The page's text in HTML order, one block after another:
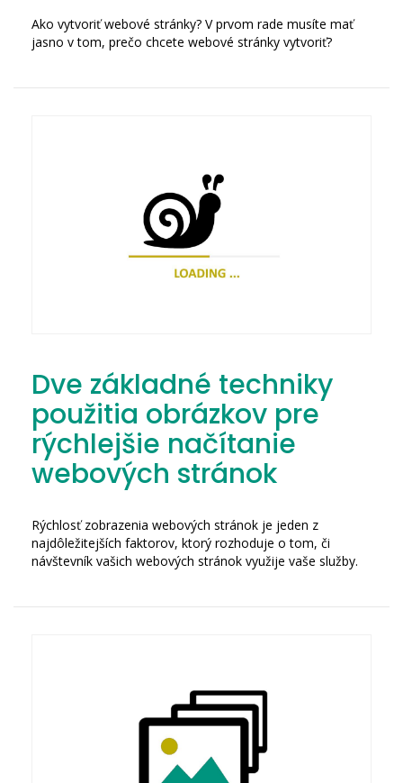
Ako vytvoriť webové stránky? V prvom rade musíte mať
jasno v tom, prečo chcete webové stránky vytvoriť?
Dve základné techniky
použitia obrázkov pre
rýchlejšie načítanie
webových stránok
Rýchlosť zobrazenia webových stránok je jeden z
najdôležitejších faktorov, ktorý rozhoduje o tom, či
návštevník vašich webových stránok využije vaše služby.